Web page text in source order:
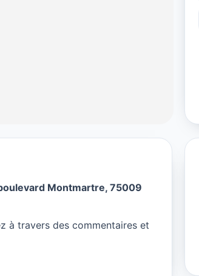
Paris
Montmartre, 75009
à travers des commentaires et